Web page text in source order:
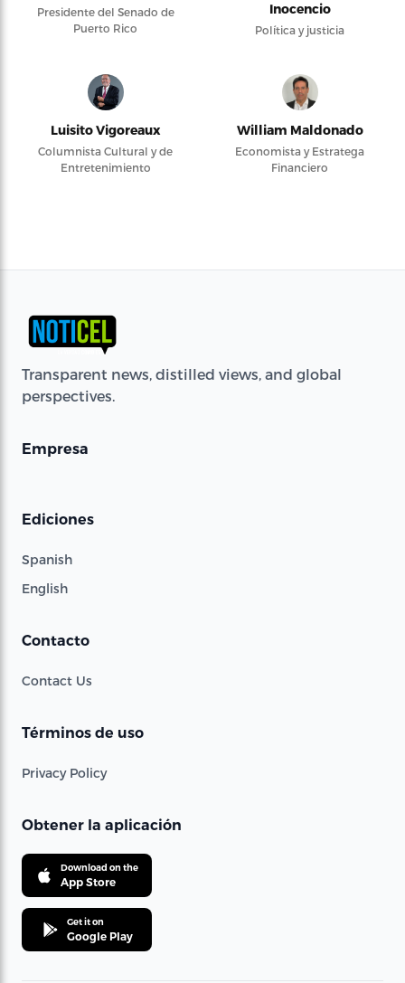
Presidente del Senado de
Puerto Rico
Inocencio
Política y justicia
Luisito Vigoreaux
Columnista Cultural y de
Entretenimiento
William Maldonado
Economista y Estratega
Financiero
Transparent news, distilled views, and global
perspectives.
Empresa
Ediciones
Spanish
English
Contacto
Contact Us
Términos de uso
Privacy Policy
Obtener la aplicación
Download on the
App Store
Get it on
Google Play